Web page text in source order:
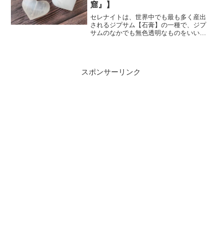
窟』】
セレナイトは、世界中でも最も多く産出
されるジプサム【石膏】の一種で、ジプ
サムのなかでも無色透明なものをいいま
スポンサーリンク